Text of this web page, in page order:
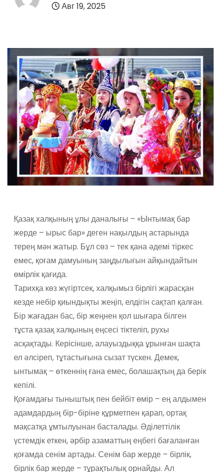
Авг 19, 2025
Қазақ халқының ұлы даналығы – «Ынтымақ бар
жерде – ырыс бар» деген нақылдың астарында
терең мән жатыр. Бұл сөз – тек қана әдемі тіркес
емес, қоғам дамуының заңдылығын айқындайтын
өмірлік қағида.
Тарихқа көз жүгіртсек, халқымыз бірлігі жарасқан
кезде небір қиындықты жеңіп, елдігін сақтап қалған.
Бір жағадан бас, бір жеңнен қол шығара білген
тұста қазақ халқының еңсесі тіктеліп, рухы
асқақтады. Керісінше, алауыздыққа ұрынған шақта
ел әлсіреп, тұтастығына сызат түскен. Демек,
ынтымақ – өткеннің ғана емес, болашақтың да берік
кепілі.
Қоғамдағы тыныштық пен бейбіт өмір – ең алдымен
адамдардың бір-біріне құрметпен қарап, ортақ
мақсатқа ұмтылуынан басталады. Әділеттілік
үстемдік еткен, әрбір азаматтың еңбегі бағаланған
қоғамда сенім артады. Сенім бар жерде – бірлік,
бірлік бар жерде – тұрақтылық орнайды. Ал